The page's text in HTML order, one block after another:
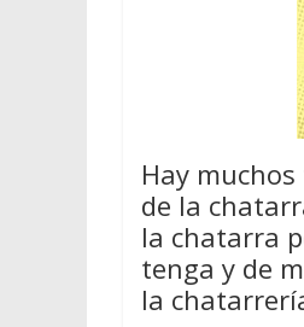
Hay
de la
la chatarra
tenga y de
la